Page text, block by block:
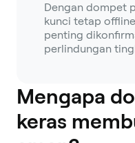
Dengan dompet
kunci tetap
penting
perlindungan
Mengapa
keras